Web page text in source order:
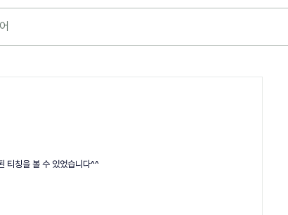
티칭을 볼 수 있었습니다^^